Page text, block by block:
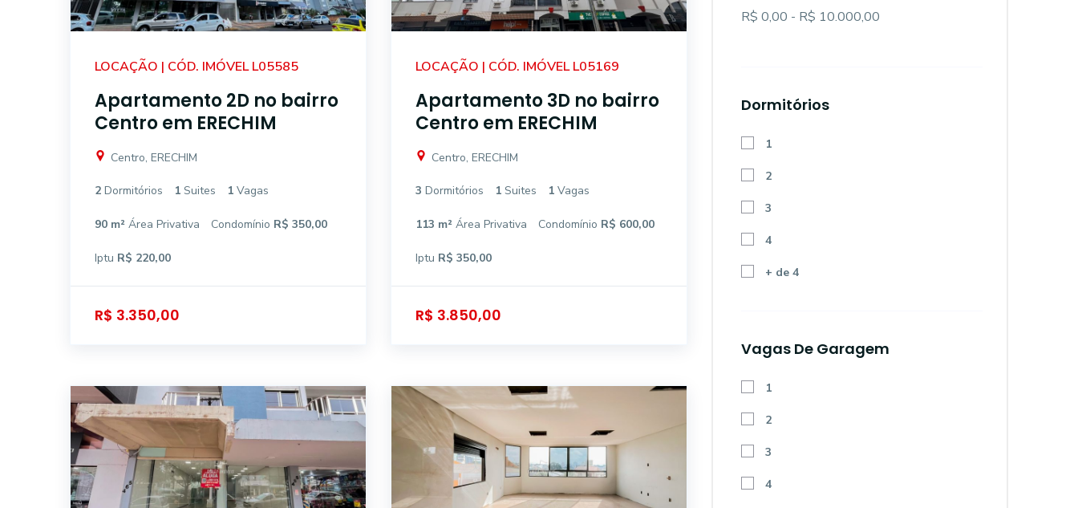
LOCAÇÃO | CÓD. IMÓVEL L05585
Apartamento 2D no bairro
Centro em ERECHIM
Centro, ERECHIM
2 Dormitórios 1 Suites 1 Vagas
90 m² Área Privativa Condomínio R$ 350,00
Iptu R$ 220,00
R$ 3.350,00
LOCAÇÃO | CÓD. IMÓVEL L05169
Apartamento 3D no bairro
Centro em ERECHIM
Centro, ERECHIM
3 Dormitórios 1 Suites 1 Vagas
113 m² Área Privativa Condomínio R$ 600,00
Iptu R$ 350,00
R$ 3.850,00
R$ 0,00 - R$ 10.000,00
Dormitórios
1
2
3
4
+ de 4
Vagas De Garagem
1
2
3
4